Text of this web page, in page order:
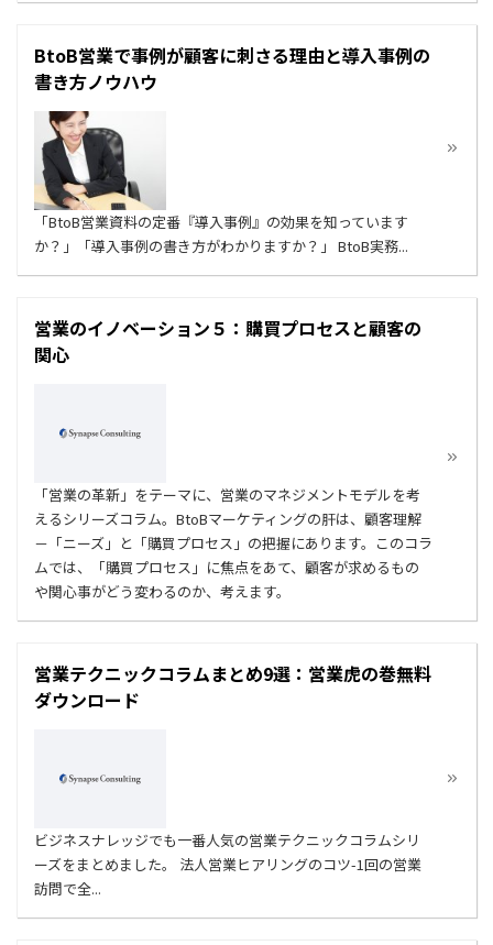
BtoB営業で事例が顧客に刺さる理由と導入事例の
書き方ノウハウ
「BtoB営業資料の定番『導入事例』の効果を知っています
か？」「導入事例の書き方がわかりますか？」 BtoB実務...
営業のイノベーション５：購買プロセスと顧客の
関心
「営業の革新」をテーマに、営業のマネジメントモデルを考
えるシリーズコラム。BtoBマーケティングの肝は、顧客理解
－「ニーズ」と「購買プロセス」の把握にあります。このコラ
ムでは、「購買プロセス」に焦点をあて、顧客が求めるもの
や関心事がどう変わるのか、考えます。
営業テクニックコラムまとめ9選：営業虎の巻無料
ダウンロード
ビジネスナレッジでも一番人気の営業テクニックコラムシリ
ーズをまとめました。 法人営業ヒアリングのコツ-1回の営業
訪問で全...